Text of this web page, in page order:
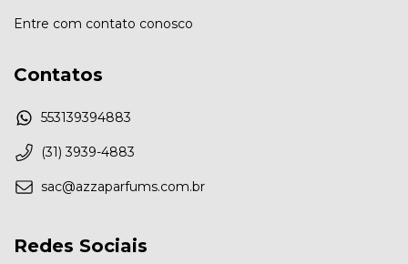
Entre com contato conosco
Contatos
553139394883
(31) 3939-4883
sac@azzaparfums.com.br
Redes Sociais